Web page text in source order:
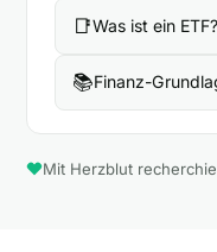
📑Was ist ein ETF?
📚Finanz-
Mit Herzblut